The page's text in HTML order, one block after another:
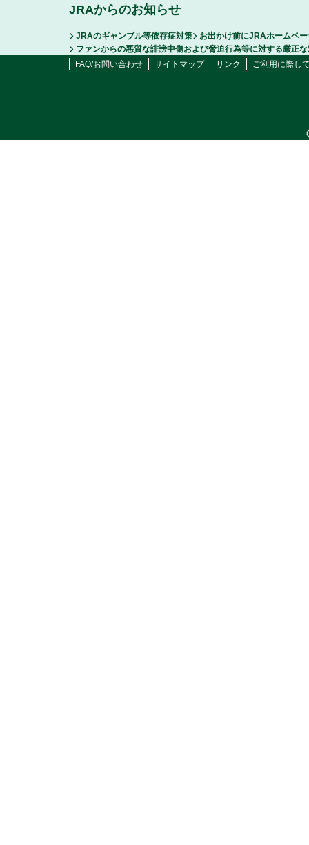
JRAからのお知らせ
JRAのギャンブル等依存症対策
お出かけ前にJRAホームペ
ファンからの悪質な誹謗中傷および脅迫行為等に対する厳正
FAQ/お問い合わせ
サイトマップ リンク ご利用に際し